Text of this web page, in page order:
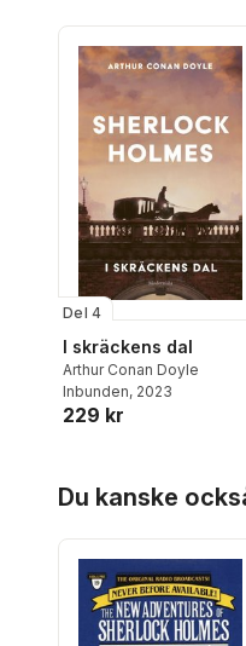
Del 4
I skräckens dal
Arthur Conan Doyle
Inbunden, 2023
229 kr
Du kanske